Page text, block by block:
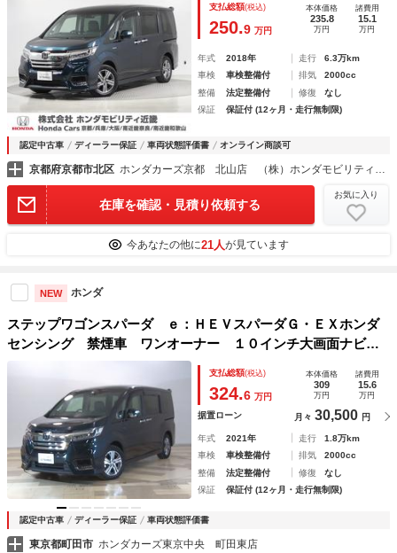
ビ 全周囲カメラ ＥＴＣ ドラレコ アダプティブクルーズ
コントロール 両側電動スライドドア 純正アルミ
支払総額(税込)
250.9 万円
本体価格
235.8
万円
諸費用
15.1
万円
年式 2018年 走行
6.3万km
車検
車検整備付 排気
2000cc
整備
法定整備付 修復
なし
保証
保証付 (12ヶ月・走行無制限)
認定中古車 ディーラー保証 車両状態評価書 オンライン商談可
京都府京都市北区 ホンダカーズ京都 北山店 （株）ホンダモビリティ近畿
在庫を確認・見積り依頼する
お気に入り
今あなたの他に21人が見ています
NEW ホンダ
ステップワゴンスパーダ ｅ：ＨＥＶスパーダＧ・ＥＸホンダ
センシング 禁煙車 ワンオーナー １０インチ大画面ナビ
後席モニター 本革シート リアカメラ ＥＴＣ２．０ 両側
パワースライドドア 後席エアコン ＣＤ／ＤＶＤ再生 Ｂｌ
ｕｅｔｏｏｔｈ ＡｐｐｌｅＣａｒＰｌａｙ
支払総額(税込)
324.6 万円
本体価格
309
万円
諸費用
15.6
万円
据置ローン 月々 30,500 円
年式 2021年 走行
1.8万km
車検
車検整備付 排気
2000cc
整備
法定整備付 修復
なし
保証
保証付 (12ヶ月・走行無制限)
認定中古車 ディーラー保証 車両状態評価書
東京都町田市 ホンダカーズ東京中央 町田東店